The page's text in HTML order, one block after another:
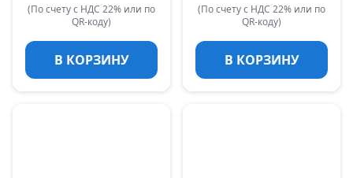
(По счету с НДС 22% или по
QR-коду)
В КОРЗИНУ
(По счету с НДС 22% или по
QR-коду)
В КОРЗИНУ